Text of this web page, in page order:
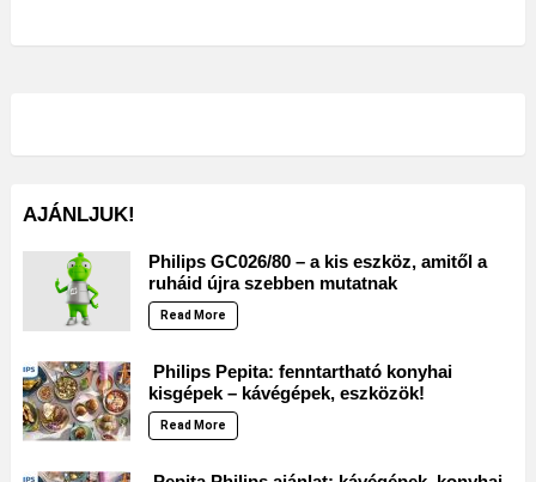
AJÁNLJUK!
Philips GC026/80 – a kis eszköz, amitől a
ruháid újra szebben mutatnak
Read More
Philips Pepita: fenntartható konyhai
kisgépek – kávégépek, eszközök!
Read More